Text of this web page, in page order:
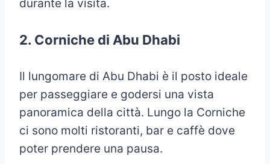
durante la visita.
2. Corniche di Abu Dhabi
Il lungomare di Abu Dhabi è il posto ideale
per passeggiare e godersi una vista
panoramica della città. Lungo la Corniche
ci sono molti ristoranti, bar e caffè dove
poter prendere una pausa.